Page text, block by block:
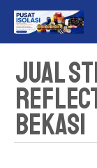
Jual
Bekasi